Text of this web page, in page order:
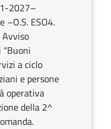
2027–
–O.S. ESO4.
“Buoni
a ciclo
e persone
operativa
della 2^